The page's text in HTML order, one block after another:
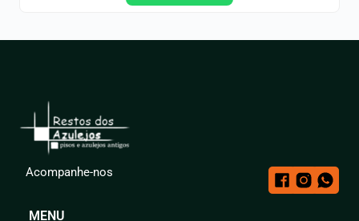
Acompanhe-nos
MENU